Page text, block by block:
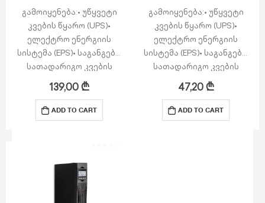
გამოიყენება:• უწყვეტი
კვების წყარო (UPS)•
ელექტრო ენერგიის
სისტემა (EPS)• საგანგებო
სათადარიგო კვების
წყარო• სიგნალიზაციისა
და უსაფრთხოების
სისტემა• საკომუნიკაციო
კვების სისტემა• DC კვების
ზოგადი მახასიათებლები:•
5-წლიან სამუშაოზე…
139,00₾
ADD TO CART
გამოიყენება:• უწყვეტი
კვების წყარო (UPS)•
ელექტრო ენერგიის
სისტემა (EPS)• საგანგებო
სათადარიგო კვების
წყარო• სიგნალიზაციისა
და უსაფრთხოების
სისტემა• საკომუნიკაციო
კვების სისტემა• DC კვების
47,20₾
ADD TO CART